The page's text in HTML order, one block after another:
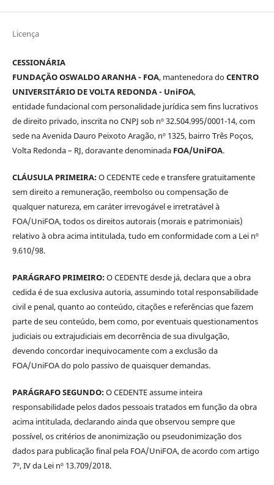
Licença
CESSIONÁRIA
FUNDAÇÃO OSWALDO ARANHA - FOA, mantenedora doCENTRO
UNIVERSITÁRIO DE VOLTA REDONDA - UniFOA,
entidade fundacional com personalidade jurídica sem fins lucrativos
de direito privado, inscrita no CNPJ sob nº 32.504.995/0001-14, com
sede na Avenida Dauro Peixoto Aragão, nº 1325, bairro Três Poços,
Volta Redonda – RJ, doravante denominada FOA/UniFOA.
CLÁUSULA PRIMEIRA:O CEDENTE cede e transfere gratuitamente
sem direito a remuneração, reembolso ou compensação de
qualquer natureza, em caráter irrevogável e irretratável à
FOA/UniFOA, todos os direitos autorais (morais e patrimoniais)
relativo à obra acima intitulada, tudo em conformidade com a Lei nº
9.610/98.
PARÁGRAFO PRIMEIRO:O CEDENTE desde já, declara que a obra
cedida é de sua exclusiva autoria, assumindo total responsabilidade
civil e penal, quanto ao conteúdo, citações e referências que fazem
parte de seu conteúdo, bem como, por eventuais questionamentos
judiciais ou extrajudiciais em decorrência de sua divulgação,
devendo concordar inequivocamente com a exclusão da
FOA/UniFOA do polo passivo de quaisquer demandas.
PARÁGRAFO SEGUNDO:O CEDENTE assume inteira
responsabilidade pelos dados pessoais tratados em função da obra
acima intitulada, declarando ainda que observou sempre que
possível, os critérios de anonimização ou pseudonimização dos
dados para publicação final pela FOA/UniFOA, de acordo com artigo
7º, IV da Lei nº 13.709/2018.